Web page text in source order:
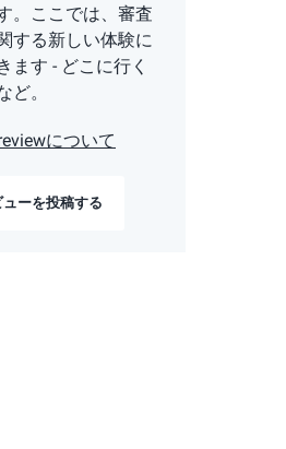
。ここでは、審査
する新しい体験に
ます - どこに行く
ど。
について
ューを投稿する